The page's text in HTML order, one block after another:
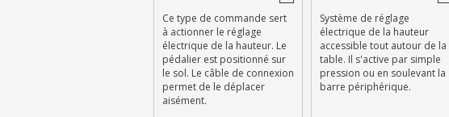
Ce type de commande sert
à actionner le réglage
électrique de la hauteur. Le
pédalier est positionné sur
le sol. Le câble de connexion
permet de le déplacer
aisément.
Système de réglage
électrique de la hauteur
accessible tout autour de la
table. Il s'active par simple
pression ou en soulevant la
barre périphérique.